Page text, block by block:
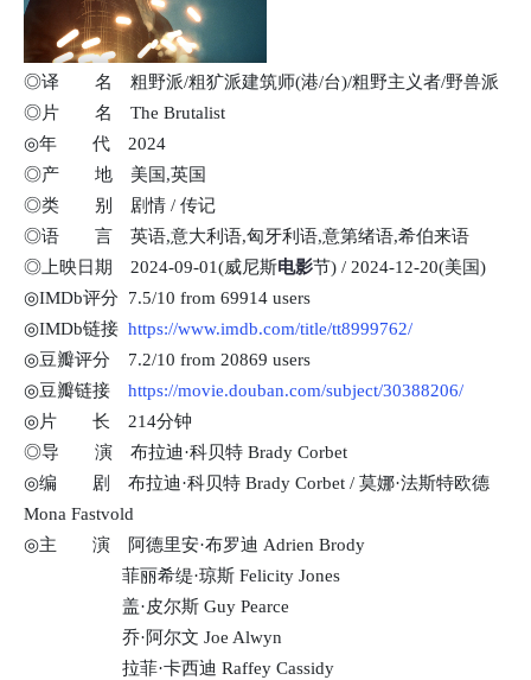
◎译 名 粗野派/粗犷派建筑师(港/台)/粗野主义者/野兽派
◎片 名 The Brutalist
◎年 代 2024
◎产 地 美国,英国
◎类 别 剧情 / 传记
◎语 言 英语,意大利语,匈牙利语,意第绪语,希伯来语
◎上映日期 2024-09-01(威尼斯电影节) / 2024-12-20(美国)
◎IMDb评分 7.5/10 from 69914 users
◎IMDb链接 https://www.imdb.com/title/tt8999762/
◎豆瓣评分 7.2/10 from 20869 users
◎豆瓣链接 https://movie.douban.com/subject/30388206/
◎片 长 214分钟
◎导 演 布拉迪·科贝特 Brady Corbet
◎编 剧 布拉迪·科贝特 Brady Corbet / 莫娜·法斯特欧德
Mona Fastvold
◎主 演 阿德里安·布罗迪 Adrien Brody
菲丽希缇·琼斯 Felicity Jones
盖·皮尔斯 Guy Pearce
乔·阿尔文 Joe Alwyn
拉菲·卡西迪 Raffey Cassidy